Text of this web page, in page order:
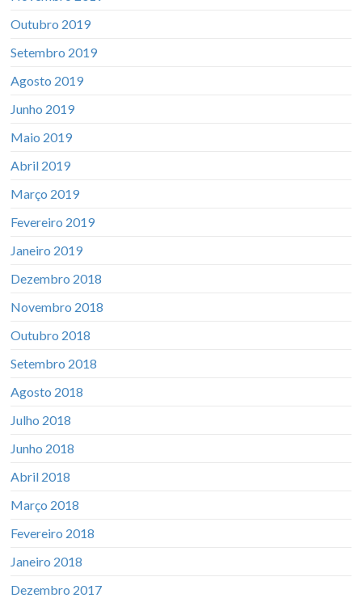
Outubro 2019
Setembro 2019
Agosto 2019
Junho 2019
Maio 2019
Abril 2019
Março 2019
Fevereiro 2019
Janeiro 2019
Dezembro 2018
Novembro 2018
Outubro 2018
Setembro 2018
Agosto 2018
Julho 2018
Junho 2018
Abril 2018
Março 2018
Fevereiro 2018
Janeiro 2018
Dezembro 2017